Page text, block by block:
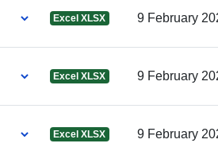
Excel XLSX 9 February
Excel XLSX 9 February
Excel XLSX 9 February